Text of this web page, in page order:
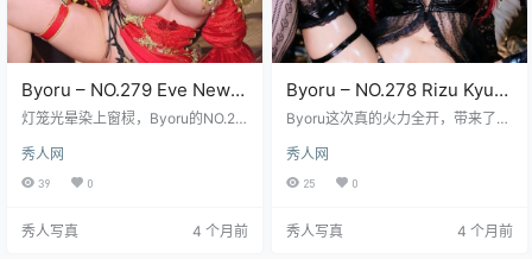
Byoru – NO.279 Eve New
Year Qipao [62P19V-
灯笼光晕染上窗棂，Byoru的NO.27
时光巷弄。想象一下，那身剪裁绝
妙的Eve新年旗袍，正红绸缎的光泽
调的布景下暗戳戳地闪着细碎光
秀人网
39 0
秀人写真 4 个月前
Byoru – NO.278 Rizu Kyun
[60P19V-2.77GB]
Byoru这次真的火力全开，带来了N
高清热辣照片加上19段诱人视频，
打包在2.77GB的大文件中，简直是
的粉色连衣裙，蕾丝花边随风轻
秀人网
25 0
秀人写真 4 个月前